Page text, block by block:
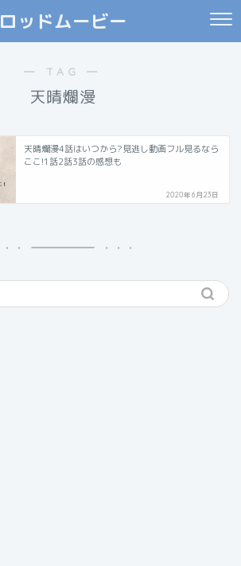
ロッドムービー
― TAG ―
天晴爛漫
天晴爛漫4話はいつから?見逃し動画フル見るなら
ここ!1話2話3話の感想も
2020年6月23日